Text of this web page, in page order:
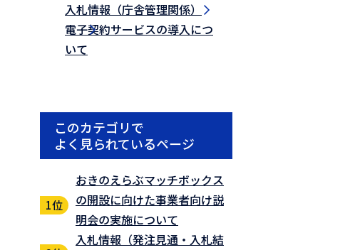
入札情報（庁舎管理関係）
電子契約サービスの導入につ
いて
このカテゴリで
よく見られているページ
おきのえらぶマッチボックス
の開設に向けた事業者向け説
明会の実施について
入札情報（発注見通・入札結